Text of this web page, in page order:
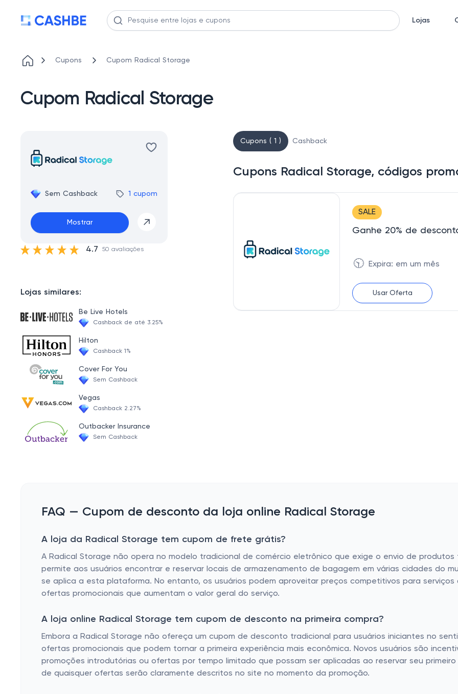
Lojas
Cupons Cupom Radical Storage
Cupom Radical Storage
Sem Cashback 1 cupom
Mostrar
4.7 50 avaliações
Lojas similares:
Be Live Hotels
Cashback de até 3.25%
Hilton
Cashback 1%
Cover For You
Sem Cashback
Vegas
Cashback 2.27%
Outbacker Insurance
Sem Cashback
Cupons ( 1 ) Cashback
Cupons Radical Storage, códigos
SALE
Ganhe 20% de
🕥 Expira: em um mês
Usar Oferta
FAQ — Cupom de desconto da loja online Radical Storage
A loja da Radical Storage tem cupom de frete grátis?
A Radical Storage não opera no modelo tradicional de comércio eletrônico que exige o envio de produtos
permite aos usuários encontrar e reservar locais de armazenamento de bagagem em várias cidades do
se aplica a esta plataforma. No entanto, os usuários podem aproveitar preços competitivos para serviços
ofertas promocionais que aumentam o valor geral do serviço.
A loja online Radical Storage tem cupom de desconto na primeira compra?
Embora a Radical Storage não ofereça um cupom de desconto tradicional para usuários iniciantes no
ofertas promocionais que podem tornar a primeira experiência mais econômica. Novos usuários são
promoções introdutórias ou ofertas por tempo limitado que possam ser aplicadas ao reservar seu
de quaisquer ofertas serão claramente descritos no site no momento da promoção.